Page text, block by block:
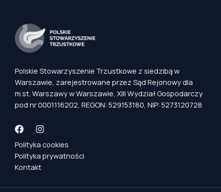
Polskie Stowarzyszenie Trzustkowe z siedzibą w
Warszawie, zarejestrowane przez Sąd Rejonowy dla
m.st. Warszawy w Warszawie, XIII Wydział Gospodarczy
pod nr 0001116202, REGON: 529153180, NIP: 5273120728
Polityka cookies
Polityka prywatności
Kontakt